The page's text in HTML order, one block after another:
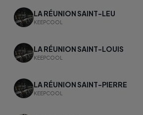
LA RÉUNION SAINT-LEU
KEEPCOOL
LA RÉUNION SAINT-LOUIS
KEEPCOOL
LA RÉUNION SAINT-PIERRE
KEEPCOOL